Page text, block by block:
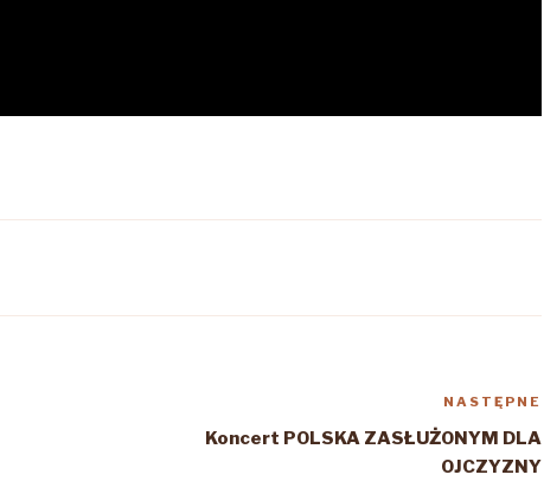
NASTĘPNE
Koncert POLSKA ZASŁUŻONYM DLA
OJCZYZNY